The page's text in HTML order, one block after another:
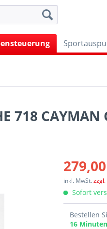
718 CAYMAN
inkl. MwSt.
Sofort
Bestellen
16